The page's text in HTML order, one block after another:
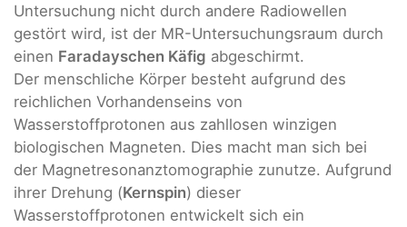
Untersuchung nicht durch andere Radiowellen
gestört wird, ist der MR-Untersuchungsraum durch
einen Faradayschen Käfig abgeschirmt.
Der menschliche Körper besteht aufgrund des
reichlichen Vorhandenseins von
Wasserstoffprotonen aus zahllosen winzigen
biologischen Magneten. Dies macht man sich bei
der Magnetresonanztomographie zunutze. Aufgrund
ihrer Drehung (Kernspin) dieser
Wasserstoffprotonen entwickelt sich ein